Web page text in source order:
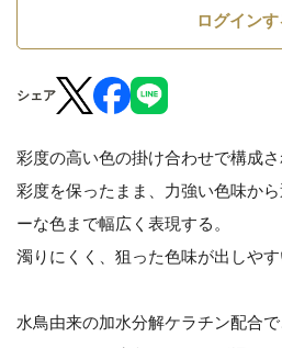
ログインす
シェア
彩度の高い色の掛け合わせで構成さ
彩度を保ったまま、力強い色味か
ーな色まで幅広く表現する。
濁りにくく、狙った色味が出しやす
水鳥由来の加水分解ケラチン配合